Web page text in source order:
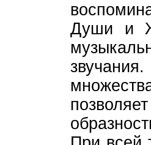
Души и